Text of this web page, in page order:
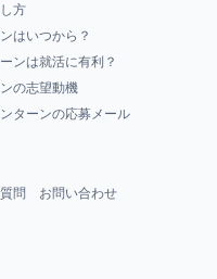
方
はいつから？
ンは就活に有利？
の志望動機
ターンの応募メール
問 お問い合わせ